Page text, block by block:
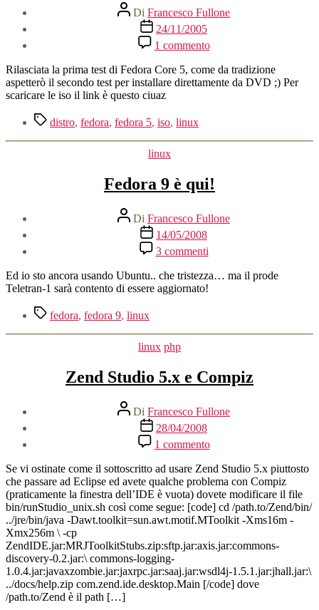
Autore
articolo
Di Francesco Fullone
Data
dell'articolo
24/11/2005
1 commentosu
Fedora
Core
5
Rilasciata la prima test di Fedora Core 5, come da tradizione
aspetterò il secondo test per installare direttamente da DVD ;) Per
scaricare le iso il link è questo ciuaz
Tag distro, fedora, fedora 5, iso, linux
Categorie
linux
Fedora 9 è qui!
Autore
articolo
Di Francesco Fullone
Data
dell'articolo
14/05/2008
3 commentisu
Fedora
9
è
Ed io sto ancora usando Ubuntu.. che tristezza… ma il prode
Teletran-1 sarà contento di essere aggiornato!
Tagfedora, fedora 9, linux
Categorie
linux php
Zend Studio 5.x e Compiz
Autore
articolo
Di Francesco Fullone
Data
dell'articolo
28/04/2008
1 commentosu
Zend
Studio
5.x
e
Compiz
Se vi ostinate come il sottoscritto ad usare Zend Studio 5.x piuttosto
che passare ad Eclipse ed avete qualche problema con Compiz
(praticamente la finestra dell’IDE è vuota) dovete modificare il file
bin/runStudio_unix.sh così come segue: [code] cd /path.to/Zend/bin/
../jre/bin/java -Dawt.toolkit=sun.awt.motif.MToolkit -Xms16m -
Xmx256m \ -cp
ZendIDE.jar:MRJToolkitStubs.zip:sftp.jar:axis.jar:commons-
discovery-0.2.jar:\ commons-logging-
1.0.4.jar:javaxzombie.jar:jaxrpc.jar:saaj.jar:wsdl4j-1.5.1.jar:jhall.jar:\
../docs/help.zip com.zend.ide.desktop.Main [/code] dove
/path.to/Zend è il path […]